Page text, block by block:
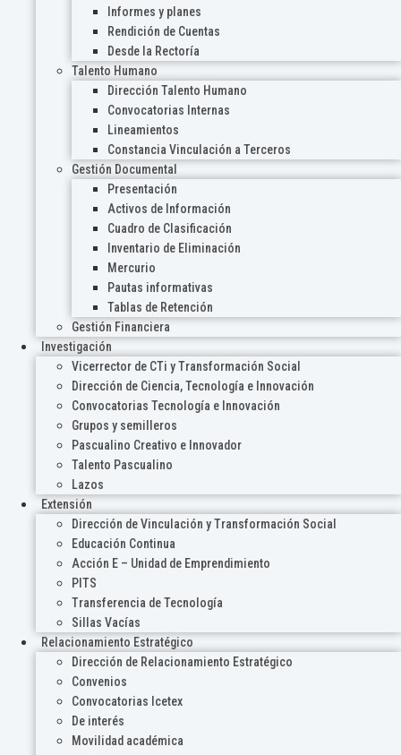
Informes y planes
Rendición de Cuentas
Desde la Rectoría
Talento Humano
Dirección Talento Humano
Convocatorias Internas
Lineamientos
Constancia Vinculación a Terceros
Gestión Documental
Presentación
Activos de Información
Cuadro de Clasificación
Inventario de Eliminación
Mercurio
Pautas informativas
Tablas de Retención
Gestión Financiera
Investigación
Vicerrector de CTi y Transformación Social
Dirección de Ciencia, Tecnología e Innovación
Convocatorias Tecnología e Innovación
Grupos y semilleros
Pascualino Creativo e Innovador
Talento Pascualino
Lazos
Extensión
Dirección de Vinculación y Transformación Social
Educación Continua
Acción E – Unidad de Emprendimiento
PITS
Transferencia de Tecnología
Sillas Vacías
Relacionamiento Estratégico
Dirección de Relacionamiento Estratégico
Convenios
Convocatorias Icetex
De interés
Movilidad académica